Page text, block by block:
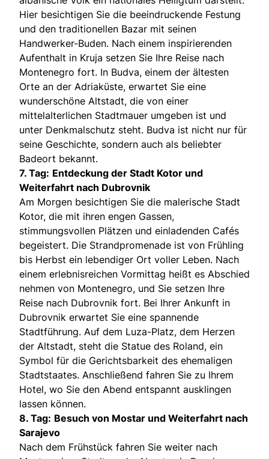
Hier besichtigen Sie die beeindruckende Festung
und den traditionellen Bazar mit seinen
Handwerker-Buden. Nach einem inspirierenden
Aufenthalt in Kruja setzen Sie Ihre Reise nach
Montenegro fort. In Budva, einem der ältesten
Orte an der Adriaküste, erwartet Sie eine
wunderschöne Altstadt, die von einer
mittelalterlichen Stadtmauer umgeben ist und
unter Denkmalschutz steht. Budva ist nicht nur für
seine Geschichte, sondern auch als beliebter
Badeort bekannt.
7. Tag: Entdeckung der Stadt Kotor und
Weiterfahrt nach Dubrovnik
Am Morgen besichtigen Sie die malerische Stadt
Kotor, die mit ihren engen Gassen,
stimmungsvollen Plätzen und einladenden Cafés
begeistert. Die Strandpromenade ist von Frühling
bis Herbst ein lebendiger Ort voller Leben. Nach
einem erlebnisreichen Vormittag heißt es Abschied
nehmen von Montenegro, und Sie setzen Ihre
Reise nach Dubrovnik fort. Bei Ihrer Ankunft in
Dubrovnik erwartet Sie eine spannende
Stadtführung. Auf dem Luza-Platz, dem Herzen
der Altstadt, steht die Statue des Roland, ein
Symbol für die Gerichtsbarkeit des ehemaligen
Stadtstaates. Anschließend fahren Sie zu Ihrem
Hotel, wo Sie den Abend entspannt ausklingen
lassen können.
8. Tag: Besuch von Mostar und Weiterfahrt nach
Sarajevo
Nach dem Frühstück fahren Sie weiter nach